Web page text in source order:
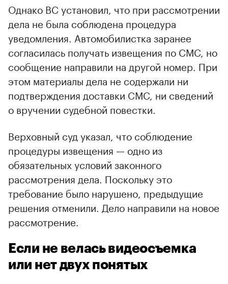
Однако ВС установил, что при рассмотрении
дела не была соблюдена процедура
уведомления. Автомобилистка заранее
согласилась получать извещения по СМС, но
сообщение направили на другой номер. При
этом материалы дела не содержали ни
подтверждения доставки СМС, ни сведений
о вручении судебной повестки.
Верховный суд указал, что соблюдение
процедуры извещения — одно из
обязательных условий законного
рассмотрения дела. Поскольку это
требование было нарушено, предыдущие
решения отменили. Дело направили на новое
рассмотрение.
Если не велась видеосъемка
или нет двух понятых